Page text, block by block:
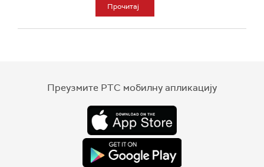
Прочитај
Преузмите РТС мобилну апликацију